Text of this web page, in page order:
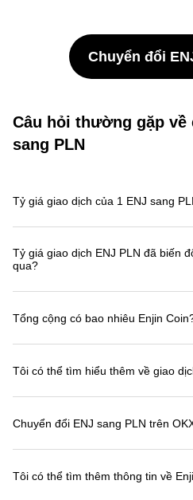
Chuyển đổi
Câu hỏi thường gặp về
sang PLN
Tỷ giá giao dịch của 1 ENJ sang
Tỷ giá giao dịch ENJ PLN đã biến
qua?
Tổng cộng có bao nhiêu Enjin
Tôi có thể tìm hiểu thêm về giao
Chuyển đổi ENJ sang PLN trên
Tôi có thể tìm thêm thông tin về